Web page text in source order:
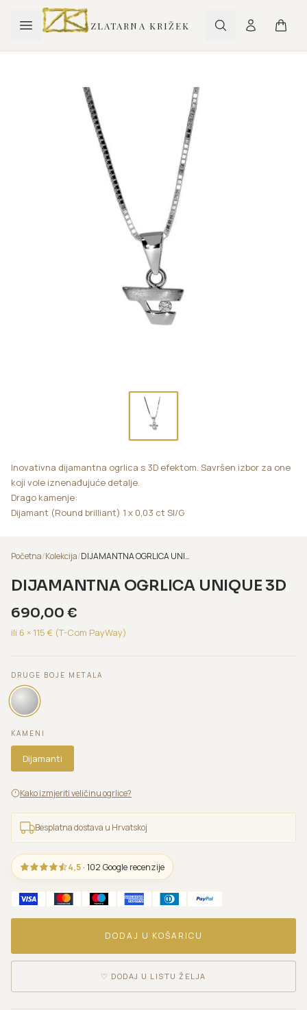
ZLATARNA KRIŽEK
Inovativna dijamantna ogrlica s 3D efektom. Savršen izbor za one
koji vole iznenađujuće detalje.
Drago kamenje:
Dijamant (Round brilliant) 1 x 0,03 ct SI/G
Početna/Kolekcija/ DIJAMANTNA OGRLICA UNIQUE 3D
DIJAMANTNA OGRLICA UNIQUE 3D
690,00 €
ili 6 × 115 € (T-Com PayWay)
DRUGE BOJE METALA
KAMENI
Dijamanti
Kako izmjeriti veličinu ogrlice?
Besplatna dostava u Hrvatskoj
4,5 · 102 Google recenzije
DODAJ U KOŠARICU
♡ DODAJ U LISTU ŽELJA